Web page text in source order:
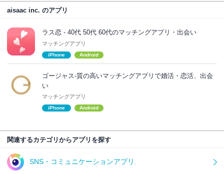
aisaac inc. のアプリ
ラス恋 ‐ 40代 50代 60代のマッチングアプリ・出会い
マッチングアプリ
iPhone Android
ゴージャス-質の高いマッチングアプリで婚活・恋活、出会
い
マッチングアプリ
iPhone Android
関連するカテゴリからアプリを探す
SNS・コミュニケーションアプリ